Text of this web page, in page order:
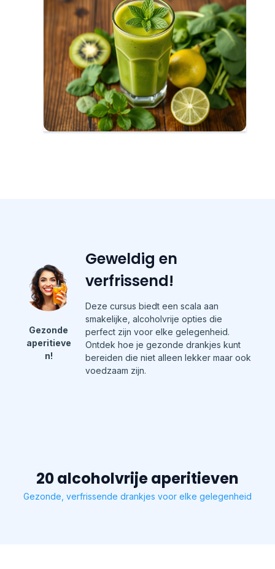
Gezonde
aperitieve
n!
Geweldig en
verfrissend!
Deze cursus biedt een scala aan
smakelijke, alcoholvrije opties die
perfect zijn voor elke gelegenheid.
Ontdek hoe je gezonde drankjes kunt
bereiden die niet alleen lekker maar ook
voedzaam zijn.
20 alcoholvrije aperitieven
Gezonde, verfrissende drankjes voor elke gelegenheid